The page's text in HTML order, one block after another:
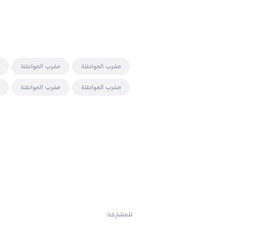
مغرب المواطنة مغرب المواطنة
مغرب المواطنة
مغرب المواطنة
للمشاركة: